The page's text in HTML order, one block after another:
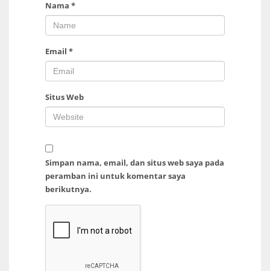
Nama *
Email *
Situs Web
Simpan nama, email, dan situs web saya pada
peramban ini untuk komentar saya
berikutnya.